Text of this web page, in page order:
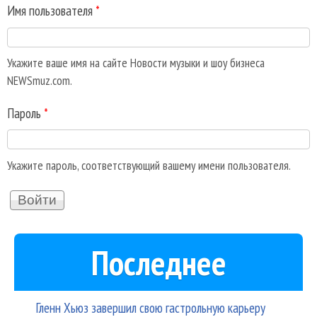
Имя пользователя *
Укажите ваше имя на сайте Новости музыки и шоу бизнеса
NEWSmuz.com.
Пароль *
Укажите пароль, соответствующий вашему имени пользователя.
Последнее
Гленн Хьюз завершил свою гастрольную карьеру